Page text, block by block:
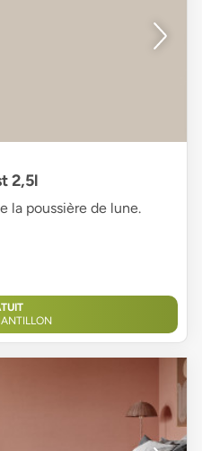
2,5l
la poussière de lune.